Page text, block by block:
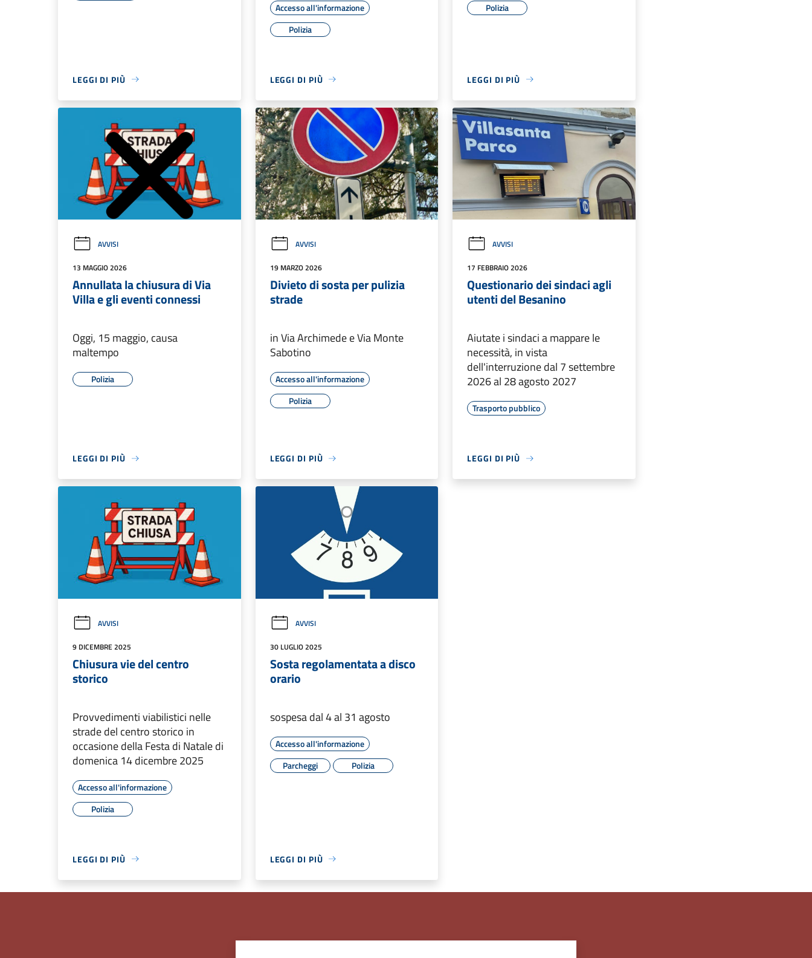
LEGGI DI PIÙ
Accesso all'informazione
Polizia
LEGGI DI PIÙ
Polizia
LEGGI DI PIÙ
AVVISI
13 MAGGIO 2026
Annullata la chiusura di Via
Villa e gli eventi connessi
Oggi, 15 maggio, causa
maltempo
Polizia
LEGGI DI PIÙ
AVVISI
19 MARZO 2026
Divieto di sosta per pulizia
strade
in Via Archimede e Via Monte
Sabotino
Accesso all'informazione
Polizia
LEGGI DI PIÙ
AVVISI
17 FEBBRAIO 2026
Questionario dei sindaci agli
utenti del Besanino
Aiutate i sindaci a mappare le
necessità, in vista
dell'interruzione dal 7 settembre
2026 al 28 agosto 2027
Trasporto pubblico
LEGGI DI PIÙ
AVVISI
9 DICEMBRE 2025
Chiusura vie del centro
storico
Provvedimenti viabilistici nelle
strade del centro storico in
occasione della Festa di Natale di
domenica 14 dicembre 2025
Accesso all'informazione
Polizia
LEGGI DI PIÙ
AVVISI
30 LUGLIO 2025
Sosta regolamentata a disco
orario
sospesa dal 4 al 31 agosto
Accesso all'informazione
Parcheggi
Polizia
LEGGI DI PIÙ